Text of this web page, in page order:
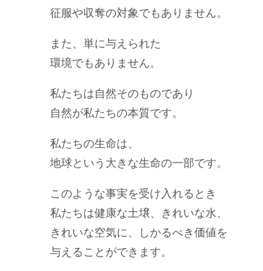
征服や収奪の対象でもありません。
また、単に与えられた
環境でもありません。
私たちは自然そのものであり
自然が私たちの本質です。
私たちの生命は、
地球という大きな生命の一部です。
このような事実を受け入れるとき
私たちは健康な土壌、きれいな水、
きれいな空気に、しかるべき価値を
与えることができます。